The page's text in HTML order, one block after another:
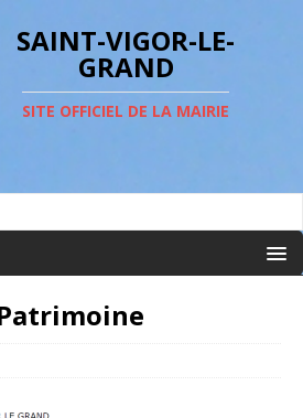
SAINT-VIGOR-LE-
GRAND
SITE OFFICIEL DE LA MAIRIE